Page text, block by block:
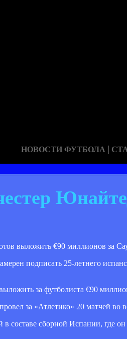
НОВОСТИ ФУТБОЛА |
подписать 25-летнего
за футболиста €90
за «Атлетико» 20 матчей во
в составе сборной Испании, где